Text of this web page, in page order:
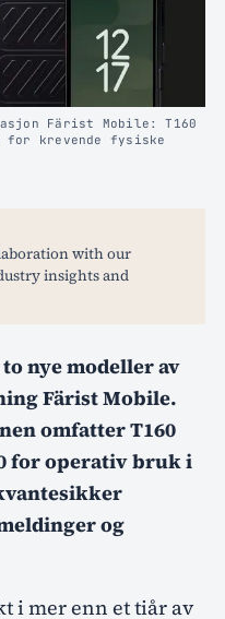
Färist Mobile: T160
for krevende fysiske
with our
insights and
nye modeller av
Färist Mobile.
omfatter T160
for operativ bruk i
og
i mer enn et tiår av